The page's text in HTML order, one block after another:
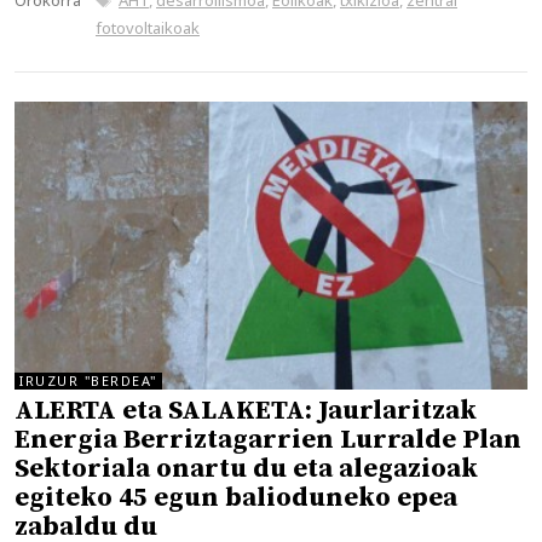
fotovoltaikoak
IRUZUR "BERDEA"
ALERTA eta SALAKETA: Jaurlaritzak
Energia Berriztagarrien Lurralde Plan
Sektoriala onartu du eta alegazioak
egiteko 45 egun balioduneko epea
zabaldu du